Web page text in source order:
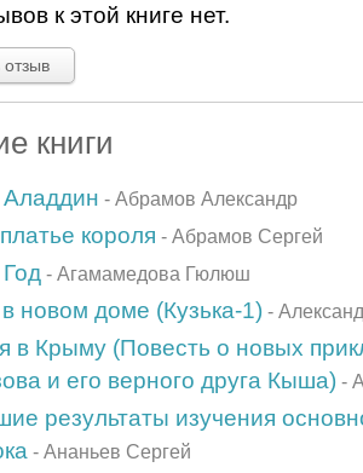
к этой книге нет.
отзыв
книги
- Абрамов Александр
короля - Абрамов Сергей
- Агамамедова Гюлюш
в новом доме (Кузька-1) -
в Крыму (Повесть о новых
и его верного друга Кыша) -
результаты изучения
- Ананьев Сергей